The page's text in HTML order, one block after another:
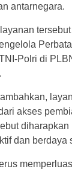
antarnegara.
Polri di
akses
dan berdaya